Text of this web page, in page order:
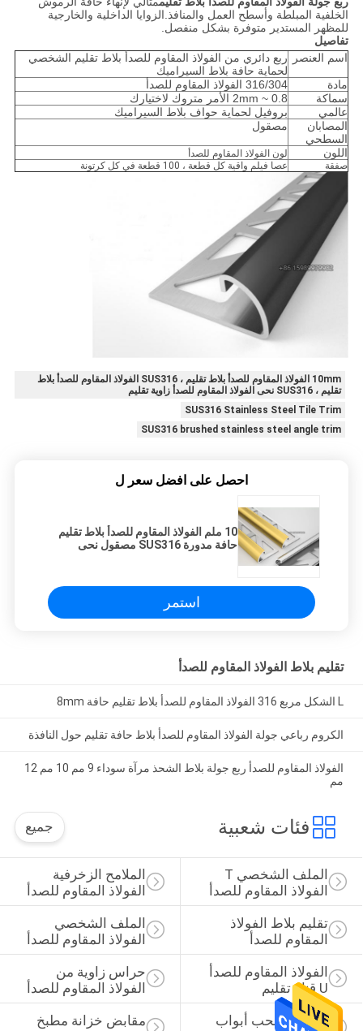
الخلفية المبلطة وأسطح العمل والمنافذ.الزوايا الداخلية والخارجية
للمظهر المستدير متوفرة بشكل منفصل.
تفاصيل
اسم العنصر
ربع دائري من الفولاذ المقاوم للصدأ بلاط تقليم الشخصي
لحماية حافة بلاط السيراميك
مادة
316/304 الفولاذ المقاوم للصدأ
سماكة
0.8 ~ 2mm الأمر متروك لاختيارك
عالمي
بروفيل لحماية حواف بلاط السيراميك
المصابان
السطحي
مصقول
اللون
لون الفولاذ المقاوم للصدأ
صفقة
عصا فيلم واقية كل قطعة ، 100 قطعة في كل كرتونة
10mm الفولاذ المقاوم للصدأ بلاط تقليم ، SUS316 الفولاذ المقاوم للصدأ بلاط
تقليم ، SUS316 نحى الفولاذ المقاوم للصدأ زاوية تقليم
SUS316 Stainless Steel Tile Trim
SUS316 brushed stainless steel angle trim
احصل على افضل سعر ل
10 ملم الفولاذ المقاوم للصدأ بلاط تقليم
حافة مدورة SUS316 مصقول نحى
استمر
تقليم بلاط الفولاذ المقاوم للصدأ
L الشكل مربع 316 الفولاذ المقاوم للصدأ بلاط تقليم حافة 8mm
الكروم رباعي جولة الفولاذ المقاوم للصدأ بلاط حافة تقليم حول النافذة
الفولاذ المقاوم للصدأ ربع جولة بلاط الشحذ مرآة سوداء 9 مم 10 مم 12
مم
فئات شعبية جميع
الملامح الزخرفية
الفولاذ المقاوم للصدأ
الفولاذ المقاوم للصدأ
الملف الشخصي
الفولاذ المقاوم للصدأ
يو
تقليم بلاط الفولاذ
المقاوم للصدأ
حراس زاوية من
الفولاذ المقاوم للصدأ
الفولاذ المقاوم للصدأ
U قناة تقليم
مقابض خزانة مطبخ
مقابض سحب أبواب